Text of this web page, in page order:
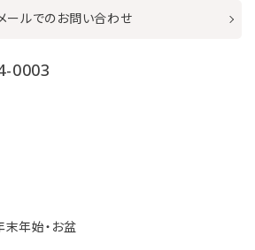
ールでのお問い合わせ
0003
年始・お盆